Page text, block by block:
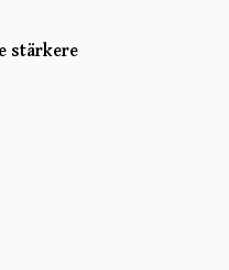
stärkere